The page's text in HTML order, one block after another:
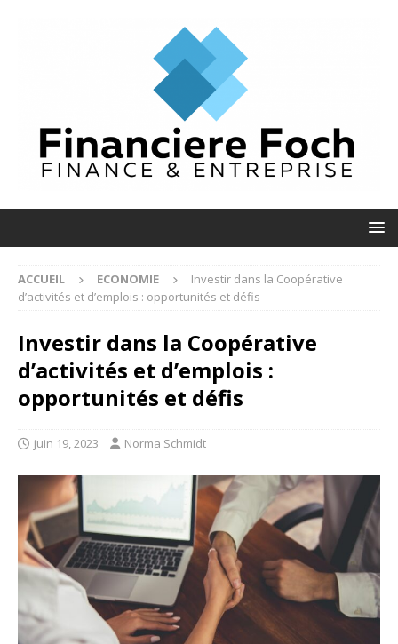
ACCUEIL ECONOMIE
Investir dans la Coopérative
d’activités et d’emplois : opportunités et défis
Investir dans la Coopérative
d’activités et d’emplois :
opportunités et défis
juin 19, 2023 Norma Schmidt